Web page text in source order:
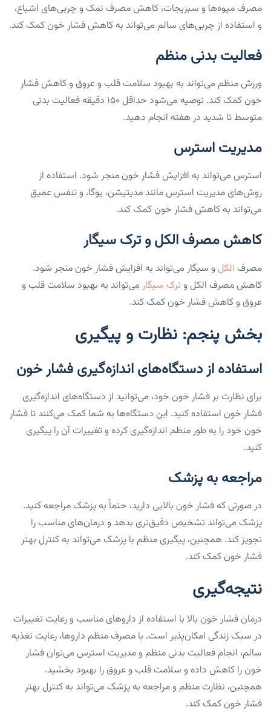
مصرف میوه‌ها و سبزیجات، کاهش مصرف نمک و چربی‌های اشباع،
و استفاده از چربی‌های سالم می‌تواند به کاهش فشار خون کمک کند.
فعالیت بدنی منظم
ورزش منظم می‌تواند به بهبود سلامت قلب و عروق و کاهش فشار
خون کمک کند. توصیه می‌شود حداقل ۱۵۰ دقیقه فعالیت بدنی
متوسط تا شدید در هفته انجام دهید.
مدیریت استرس
استرس می‌تواند به افزایش فشار خون منجر شود. استفاده از
روش‌های مدیریت استرس مانند مدیتیشن، یوگا، و تنفس عمیق
می‌تواند به کاهش فشار خون کمک کند.
کاهش مصرف الکل و ترک سیگار
مصرف الکل و سیگار می‌تواند به افزایش فشار خون منجر شود.
کاهش مصرف الکل و ترک سیگار می‌تواند به بهبود سلامت قلب و
عروق و کاهش فشار خون کمک کند.
بخش پنجم: نظارت و پیگیری
استفاده از دستگاه‌های اندازه‌گیری فشار خون
برای نظارت بر فشار خون خود، می‌توانید از دستگاه‌های اندازه‌گیری
فشار خون استفاده کنید. این دستگاه‌ها به شما کمک می‌کنند تا فشار
خون خود را به طور منظم اندازه‌گیری کرده و تغییرات آن را پیگیری
کنید.
مراجعه به پزشک
در صورتی که فشار خون بالایی دارید، حتماً به پزشک مراجعه کنید.
پزشک می‌تواند تشخیص دقیق‌تری بدهد و درمان‌های مناسب را
تجویز کند. همچنین، پیگیری منظم با پزشک می‌تواند به کنترل بهتر
فشار خون کمک کند.
نتیجه‌گیری
درمان فشار خون بالا با استفاده از داروهای مناسب و رعایت تغییرات
در سبک زندگی امکان‌پذیر است. با مصرف منظم داروها، رعایت تغذیه
سالم، انجام فعالیت بدنی منظم و مدیریت استرس می‌توان فشار
خون را کاهش داده و سلامت قلب و عروق را بهبود بخشید.
همچنین، نظارت منظم و مراجعه به پزشک می‌تواند به کنترل بهتر
فشار خون کمک کند.